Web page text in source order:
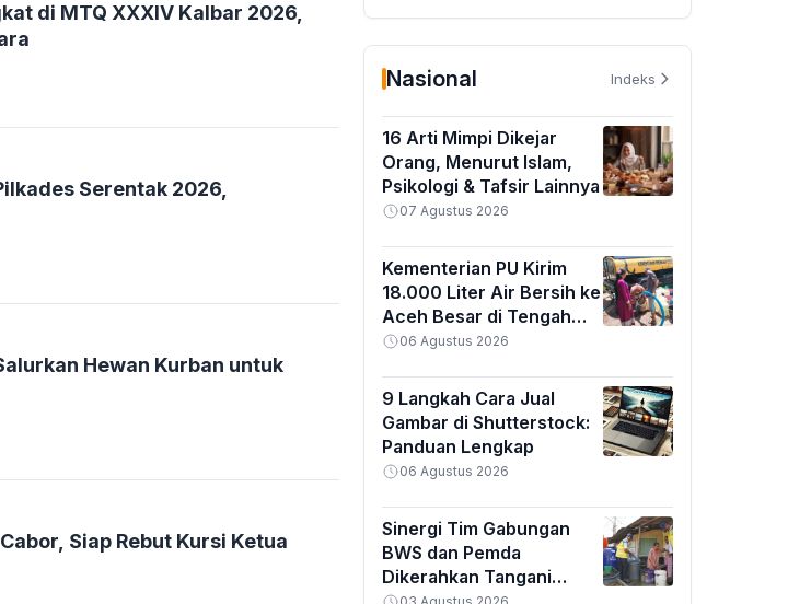
di MTQ XXXIV Kalbar 2026,
Serentak 2026,
Hewan Kurban untuk
Siap Rebut Kursi Ketua
Nasional Indeks
16 Arti Mimpi Dikejar
Orang, Menurut Islam,
Psikologi & Tafsir Lainnya
07 Agustus 2026
Kementerian PU Kirim
18.000 Liter Air Bersih ke
Aceh Besar di Tengah
Kemarau Ekstrem
06 Agustus 2026
9 Langkah Cara Jual
Gambar di Shutterstock:
Panduan Lengkap
06 Agustus 2026
Sinergi Tim Gabungan
BWS dan Pemda
Dikerahkan Tangani